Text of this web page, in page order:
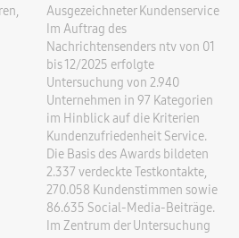
Ausgezeichneter Kundenservice
Im Auftrag des
Nachrichtensenders ntv von 01
bis 12/2025 erfolgte
Untersuchung von 2.940
Unternehmen in 97 Kategorien
im Hinblick auf die Kriterien
Kundenzufriedenheit Service.
Die Basis des Awards bildeten
2.337 verdeckte Testkontakte,
270.058 Kundenstimmen sowie
86.635 Social-Media-Beiträge.
Im Zentrum der Untersuchung